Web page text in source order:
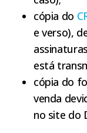
cópia do
e verso),
está
cópia do
venda
no site do